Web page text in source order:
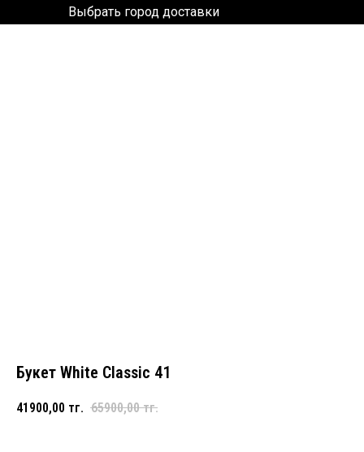
Выбрать город доставки
Букет White Classic 41
41900,00 тг. 65900,00 тг.